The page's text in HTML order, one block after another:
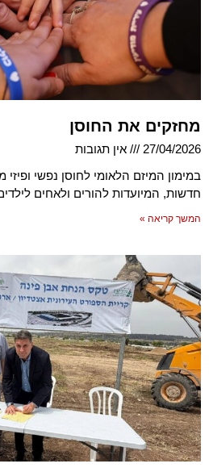
מחזקים את החוסן
27/04/2026
אין תגובות
במימון המיזם הלאומי לחוסן נפשי
חדשות, המיועדות להורים ולאחים
המשך קריאה »